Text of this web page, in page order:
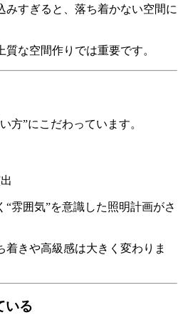
みすぎると、落ち着かない空間に
質な空間作りでは重要です。
方”にこだわっています。
雰囲気”を意識した照明計画がさ
着きや高級感は大きく変わりま
いる